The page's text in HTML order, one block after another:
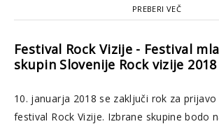
PREBERI VEČ
Festival Rock Vizije - Festival
skupin Slovenije Rock vizije 2018
10. januarja 2018 se zaključi rok za
festival Rock Vizije. Izbrane skupine bodo